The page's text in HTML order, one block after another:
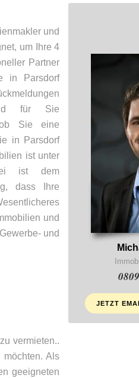
und
um Ihre 4
Partner
in Parsdorf
für Sie
Sie eine
in Parsdorf
ist unter
ist dem
dass Ihre
und
und
vermieten..
Als
geeigneten
JETZT